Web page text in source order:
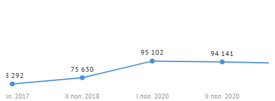
68 292
75 630
95 102 94 141
2017 II пол. 2018 I пол. 2020 II пол. 2020